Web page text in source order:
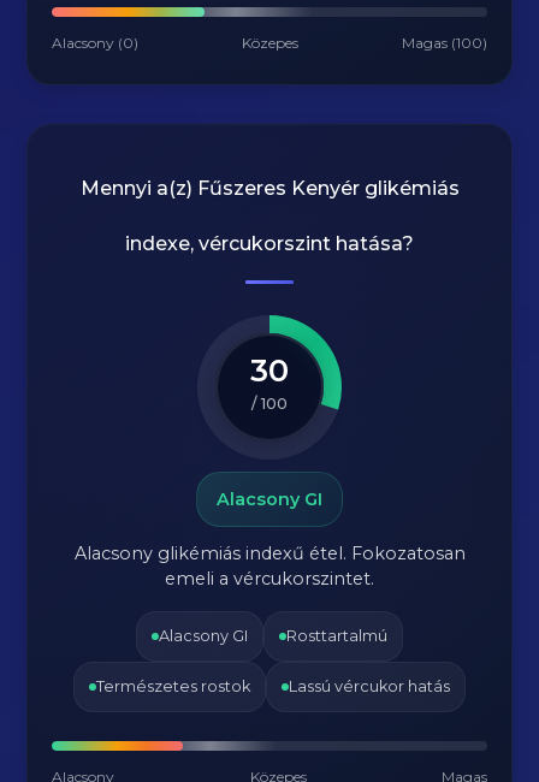
Alacsony (0) Közepes Magas (100)
Mennyi a(z) Fűszeres Kenyérglikémiás
indexe, vércukorszint hatása?
30
/ 100
Alacsony GI
Alacsony glikémiás indexű étel. Fokozatosan
emeli a vércukorszintet.
Alacsony GI Rosttartalmú
Természetes rostok Lassú vércukor hatás
Alacsony Közepes Magas